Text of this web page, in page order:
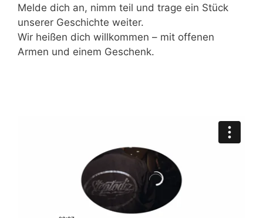
Melde dich an, nimm teil und trage ein Stück
unserer Geschichte weiter.
Wir heißen dich willkommen – mit offenen
Armen und einem Geschenk.